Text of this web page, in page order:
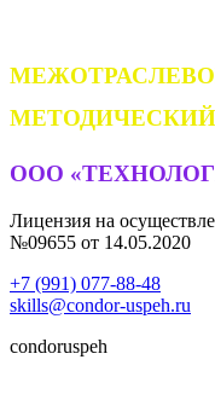
ООО
Лицензия на
№09655 от 14.05.2020
+7 (991) 077-88-48
skills@condor-uspeh.ru
condoruspeh